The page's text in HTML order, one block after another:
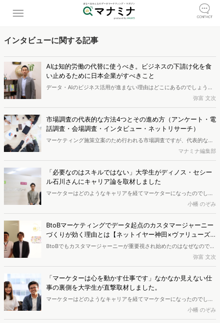
インタビューに関する記事
AIは知的労働の代替に使うべき。ビジネスの下請け化を食
い止めるために日本企業がすべきこと
データ・AIのビジネス活用が進まない理由はどこにあるのでしょう
か。企業のAI活用コンサルを行う、株式会社FUTURE VALUES
INTELLIGENCE代表の萩原静厳さんは、その理由を「ビジネスサイド
とデータ分析サイドの溝がある」からだと話します。必要性が高まっ
ているAIのビジネス活用について、マナミナ編集部は萩原さんに取材
しました。
弥富 文次
市場調査の代表的な方法4つとその進め方（アンケート・電
話調査・会場調査・インタビュー・ネットリサーチ）
マーケティング施策立案のため行われる市場調査ですが、代表的な手
法としてアンケート調査、電話調査、会場調査、インタビュー調査、
ネットリサーチを取り上げます。調査目的や回答数の規模、予算など
からどの手法を選択するか決定しますが、本記事ではそれぞれの手法
の特徴と進め方について説明します。
マナミナ編集部
「必要なのはスキルではない」大学生がディノス・セシー
ル石川さんにキャリア論を取材しました
マーケターはどのようなキャリアを経てマーケターになったのでしょ
うか？ そして実際どんな仕事をしているのでしょうか。学生から見
たら詳しくは分からないことも多い「マーケター」に、現役の大学
生・小幡がインタビューしていく連載の第3回です。今回は、株式会
社ディノス・セシールでEC責任者を務める石川森生さんにお話しを聞
きました。
小幡 のぞみ
BtoBマーケティングでデータ起点のカスタマージャーニー
づくりが効く理由とは【ネットイヤー神田×ヴァリューズ
宇都宮】
BtoBでもカスタマージャーニーが重要視され始めたのはなぜなのでし
ょうか。BtoBマーケティングにおけるカスタマージャーニー活用の理
由を探るため、ネットイヤー社の神田さんとヴァリューズ社の宇都宮
さんの対談模様を取材しました。
弥富 文次
「マーケターは心を動かす仕事です」なかなか見えない仕
事の裏側を大学生が直撃取材しました。
マーケターはどのようなキャリアを経てマーケターになったのでしょ
うか？ そして実際どんな仕事をしているのでしょうか。学生から見
たら詳しくは分からないことも多い「マーケター」に、現役の大学
小幡 のぞみ